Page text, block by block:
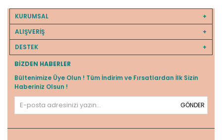
KURUMSAL
ALIŞVERİŞ
DESTEK
BIZDEN HABERLER
Bültenimize Üye Olun ! Tüm İndirim ve Fırsatlardan İlk Sizin
Haberiniz Olsun !
GÖNDER